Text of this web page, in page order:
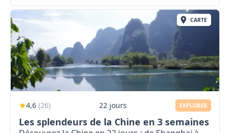
CARTE
4,6 (26) 22 jours EXPLORER
Les splendeurs de la Chine en 3 semaines